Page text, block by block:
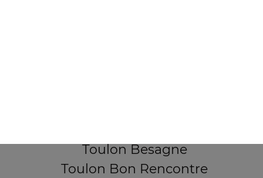
Toulon Besagne
Toulon Bon Rencontre